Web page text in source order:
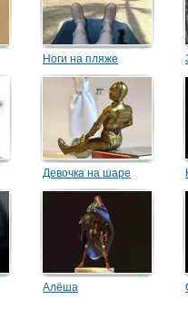
Ноги на пляже
Девочка на шаре
Алёша